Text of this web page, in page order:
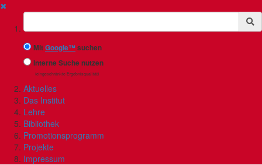
✖
Suchbegriff
MitGoogle™suchen
Interne Suche nutzen
(eingeschränkte Ergebnisqualität)
Aktuelles
Das Institut
Lehre
Bibliothek
Promotionsprogramm
Projekte
Impressum